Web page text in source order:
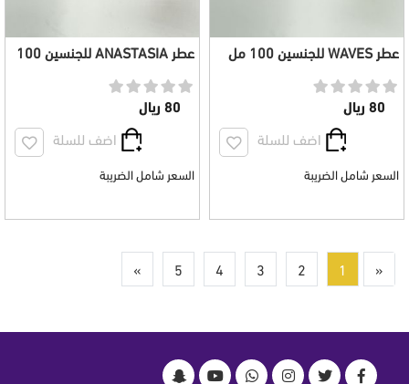
عطر WAVES للجنسين 100 مل
80 ريال
اضف للسلة
السعر شامل الضريبة
عطر ANASTASIA للجنسين 100
80 ريال
اضف للسلة
السعر شامل الضريبة
«
1
2
3
4
5
»